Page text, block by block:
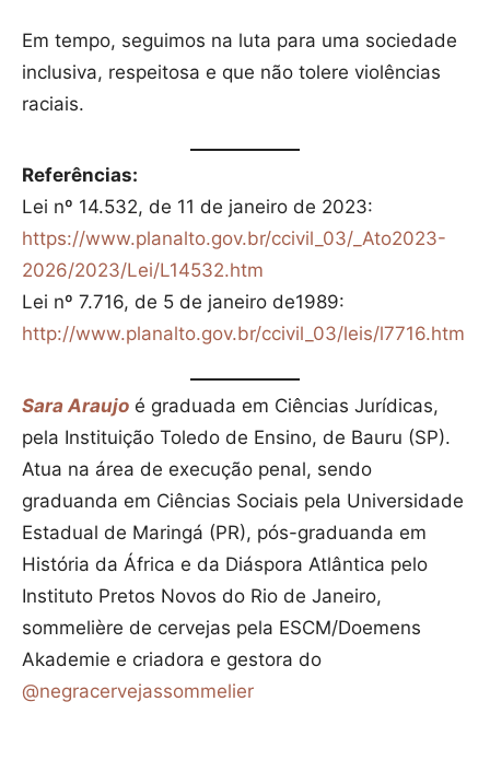
Em tempo, seguimos na luta para uma sociedade
inclusiva, respeitosa e que não tolere violências
raciais.
Referências:
Lei nº 14.532, de 11 de janeiro de 2023:
https://www.planalto.gov.br/ccivil_03/_Ato2023-
2026/2023/Lei/L14532.htm
Lei nº 7.716, de 5 de janeiro de1989:
http://www.planalto.gov.br/ccivil_03/leis/l7716.htm
Sara Araujo é graduada em Ciências Jurídicas,
pela Instituição Toledo de Ensino, de Bauru (SP).
Atua na área de execução penal, sendo
graduanda em Ciências Sociais pela Universidade
Estadual de Maringá (PR), pós-graduanda em
História da África e da Diáspora Atlântica pelo
Instituto Pretos Novos do Rio de Janeiro,
sommelière de cervejas pela ESCM/Doemens
Akademie e criadora e gestora do
@negracervejassommelier